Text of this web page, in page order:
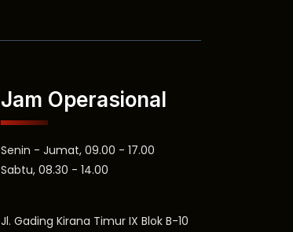
Jam Operasional
Senin - Jumat, 09.00 - 17.00
Sabtu, 08.30 - 14.00
Jl. Gading Kirana Timur IX Blok B-10